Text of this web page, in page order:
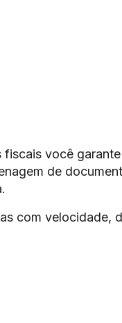
você
de
com velocidade,